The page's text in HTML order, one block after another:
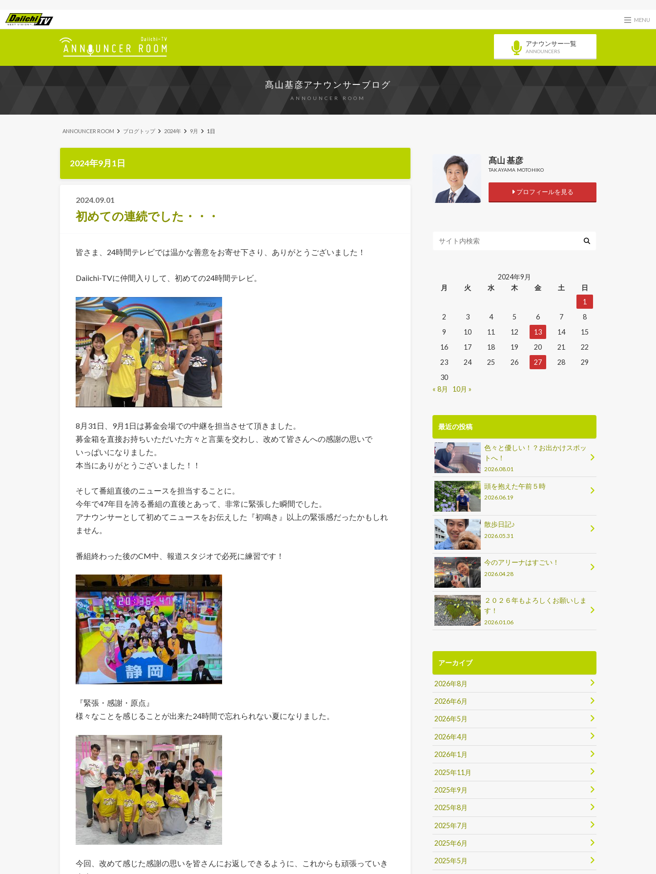
MENU
アナウンサー一覧
ANNOUNCERS
髙山基彦アナウンサーブログ
ANNOUNCER ROOM
ANNOUNCER ROOM ブログトップ 2024年 9月 1日
2024年9月1日
2024.09.01
初めての連続でした・・・
皆さま、24時間テレビでは温かな善意をお寄せ下さり、ありがとうございました！
Daiichi-TVに仲間入りして、初めての24時間テレビ。
8月31日、9月1日は募金会場での中継を担当させて頂きました。
募金箱を直接お持ちいただいた方々と言葉を交わし、改めて皆さんへの感謝の思いで
いっぱいになりました。
本当にありがとうございました！！
そして番組直後のニュースを担当することに。
今年で47年目を誇る番組の直後とあって、非常に緊張した瞬間でした。
アナウンサーとして初めてニュースをお伝えした『初鳴き』以上の緊張感だったかもしれ
ません。
番組終わった後のCM中、報道スタジオで必死に練習です！
『緊張・感謝・原点』
様々なことを感じることが出来た24時間で忘れられない夏になりました。
今回、改めて感じた感謝の思いを皆さんにお返しできるように、これからも頑張っていき
髙山 基彦
TAKAYAMA MOTOHIKO
プロフィールを見る
2024年9月
月
火 水 木 金 土
日
1
2
3 4 5 6 7
8
9
10 11 12 13 14
15
16
17 18 19 20 21
22
23
24 25 26 27 28
29
30
« 8月
10月 »
最近の投稿
色々と優しい！？お出かけスポッ
トへ！
2026.08.01
頭を抱えた午前５時
2026.06.19
散歩日記♪
2026.05.31
今のアリーナはすごい！
2026.04.28
２０２６年もよろしくお願いしま
す！
2026.01.06
アーカイブ
2026年8月
2026年6月
2026年5月
2026年4月
2026年1月
2025年11月
2025年9月
2025年8月
2025年7月
2025年6月
2025年5月